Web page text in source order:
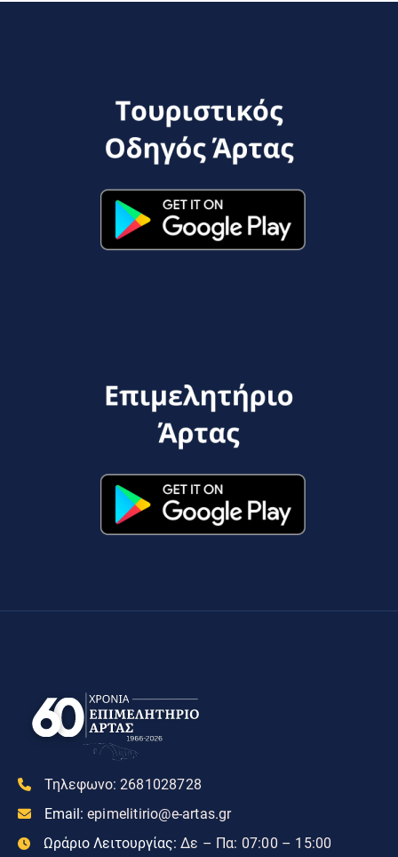
Τηλεφωνο: 2681028728
Email: epimelitirio@e-artas.gr
Ωράριο Λειτουργίας: Δε – Πα: 07:00 – 15:00